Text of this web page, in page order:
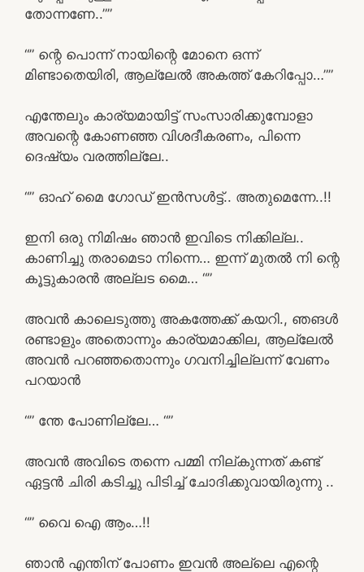
തോന്നണേ..””
“” ന്റെ പൊന്ന് നായിന്റെ മോനെ ഒന്ന്
മിണ്ടാതെയിരി, ആല്ലേൽ അകത്ത് കേറിപ്പോ…””
എന്തേലും കാര്യമായിട്ട് സംസാരിക്കുമ്പോളാ
അവന്റെ കോണഞ്ഞ വിശദീകരണം, പിന്നെ
ദെഷ്യം വരത്തില്ലേ..
“” ഓഹ് മൈ ഗോഡ് ഇൻസൾട്ട്.. അതുമെന്നേ..!!
ഇനി ഒരു നിമിഷം ഞാൻ ഇവിടെ നിക്കില്ല..
കാണിച്ചു തരാമെടാ നിന്നെ… ഇന്ന് മുതൽ നി ന്റെ
കൂട്ടുകാരൻ അല്ലട മൈ… “”
അവൻ കാലെടുത്തു അകത്തേക്ക് കയറി., ഞങൾ
രണ്ടാളും അതൊന്നും കാര്യമാക്കില, ആല്ലേൽ
അവൻ പറഞ്ഞതൊന്നും ഗവനിച്ചില്ലന്ന് വേണം
പറയാൻ
“” ന്തേ പോണില്ലേ… “”
അവൻ അവിടെ തന്നെ പമ്മി നില്കുന്നത് കണ്ട്
ഏട്ടൻ ചിരി കടിച്ചു പിടിച്ച് ചോദിക്കുവായിരുന്നു ..
“” വൈ ഐ ആം…!!
ഞാൻ എന്തിന് പോണം ഇവൻ അല്ലെ എന്റെ